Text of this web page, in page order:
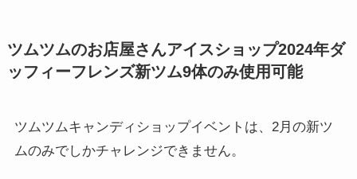
ツムツムのお店屋さんアイスショップ2024年ダ
ッフィーフレンズ新ツム9体のみ使用可能
ツムツムキャンディショップイベントは、2月の新ツ
ムのみでしかチャレンジできません。